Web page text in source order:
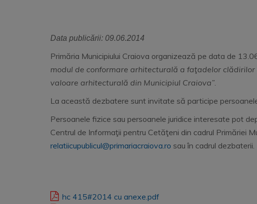
Data publicării: 09.06.2014
Primăria Municipiului Craiova organizează pe data de
modul de conformare arhitecturală a faţadelor
valoare arhitecturală din Municipiul Craiova”.
La această dezbatere sunt invitate să participe
Persoanele fizice sau persoanele juridice interesate pot
Centrul de Informaţii pentru Cetăţeni din cadrul Primăriei
relatiicupublicul@primariacraiova.ro sau în cadrul dezbaterii.
hc 415#2014 cu anexe.pdf